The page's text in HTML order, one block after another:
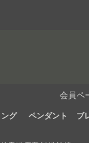
会員ペ
ング ペンダント ブ